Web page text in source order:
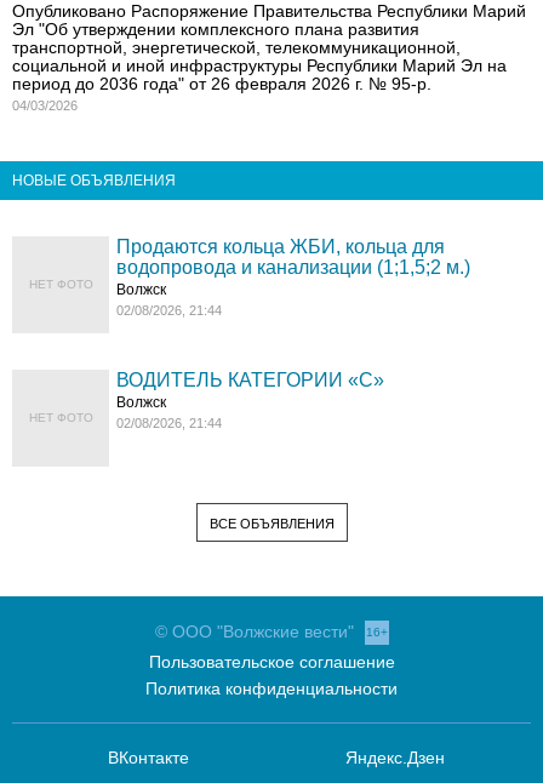
Опубликовано Распоряжение Правительства Республики Марий
Эл "Об утверждении комплексного плана развития
транспортной, энергетической, телекоммуникационной,
социальной и иной инфраструктуры Республики Марий Эл на
период до 2036 года" от 26 февраля 2026 г. № 95-р.
04/03/2026
НОВЫЕ ОБЪЯВЛЕНИЯ
НЕТ ФОТО
Продаются кольца ЖБИ, кольца для
водопровода и канализации (1;1,5;2 м.)
Волжск
02/08/2026, 21:44
НЕТ ФОТО
ВОДИТЕЛЬ КАТЕГОРИИ «C»
Волжск
02/08/2026, 21:44
ВСЕ ОБЪЯВЛЕНИЯ
© ООО "Волжские вести" 16+
Пользовательское соглашение
Политика конфиденциальности
ВКонтакте
Яндекс.Дзен